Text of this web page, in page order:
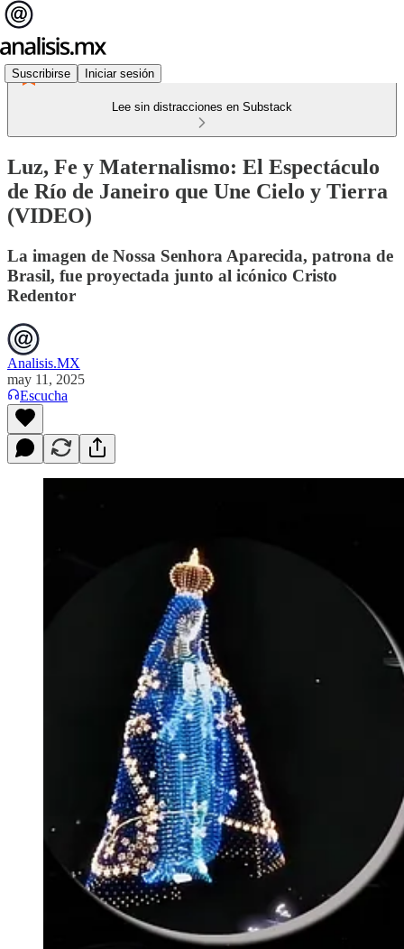
Suscribirse Iniciar sesión
Lee sin distracciones en Substack
Luz, Fe y Maternalismo: El Espectáculo
de Río de Janeiro que Une Cielo y Tierra
(VIDEO)
La imagen de Nossa Senhora Aparecida, patrona de
Brasil, fue proyectada junto al icónico Cristo
Redentor
Analisis.MX
may 11, 2025
Escucha